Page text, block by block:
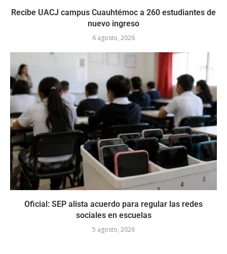
Recibe UACJ campus Cuauhtémoc a 260 estudiantes de
nuevo ingreso
6 agosto, 2026
Oficial: SEP alista acuerdo para regular las redes
sociales en escuelas
5 agosto, 2026